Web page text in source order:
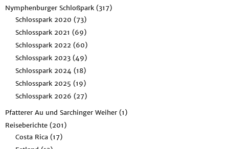
Nymphenburger Schloßpark (317)
Schlosspark 2020 (73)
Schlosspark 2021 (69)
Schlosspark 2022 (60)
Schlosspark 2023 (49)
Schlosspark 2024 (18)
Schlosspark 2025 (19)
Schlosspark 2026 (27)
Pfatterer Au und Sarchinger Weiher (1)
Reiseberichte (201)
Costa Rica (17)